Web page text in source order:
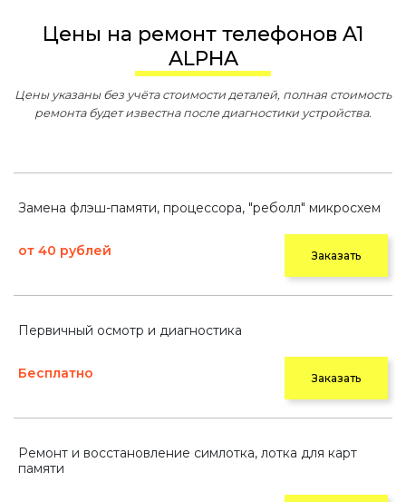
Цены на ремонт телефонов A1
ALPHA
Цены указаны без учёта стоимости деталей, полная стоимость
ремонта будет известна после диагностики устройства.
Замена флэш-памяти, процессора, "реболл" микросхем
от 40 рублей Заказать
Первичный осмотр и диагностика
Бесплатно Заказать
Ремонт и восстановление симлотка, лотка для карт
памяти